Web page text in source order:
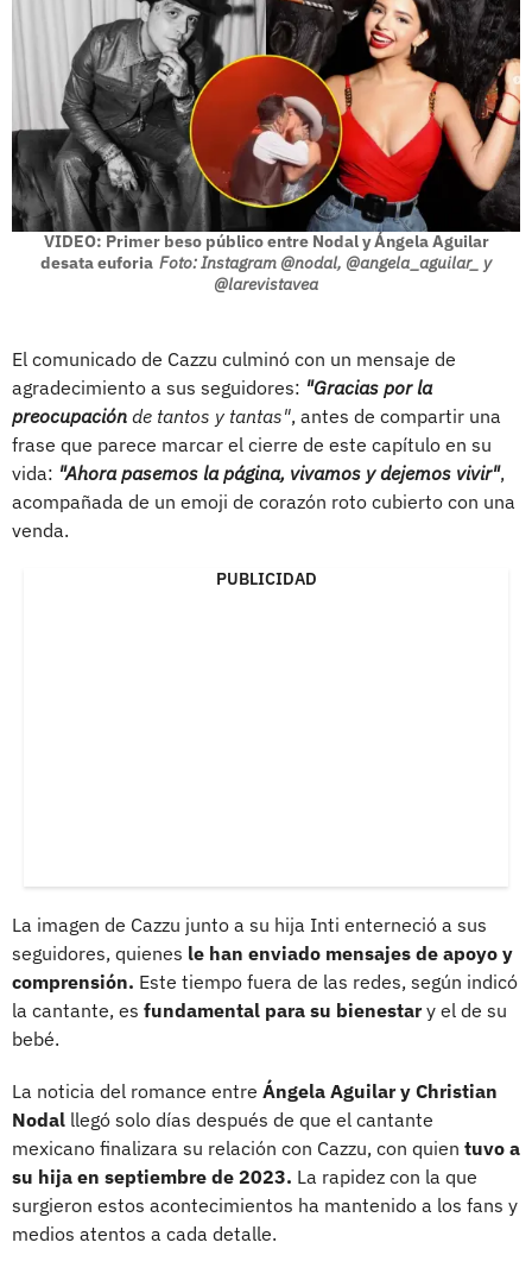
VIDEO: Primer beso público entre Nodal y Ángela Aguilar
desata euforia Foto: Instagram @nodal, @angela_aguilar_ y
@larevistavea
El comunicado de Cazzu culminó con un mensaje de
agradecimiento a sus seguidores: "Gracias por la
preocupación de tantos y tantas", antes de compartir una
frase que parece marcar el cierre de este capítulo en su
vida: "Ahora pasemos la página, vivamos y dejemos vivir",
acompañada de un emoji de corazón roto cubierto con una
venda.
PUBLICIDAD
La imagen de Cazzu junto a su hija Inti enterneció a sus
seguidores, quienes le han enviado mensajes de apoyo y
comprensión. Este tiempo fuera de las redes, según indicó
la cantante, es fundamental para su bienestary el de su
bebé.
La noticia del romance entre Ángela Aguilar y Christian
Nodal llegó solo días después de que el cantante
mexicano finalizara su relación con Cazzu, con quien tuvo a
su hija en septiembre de 2023. La rapidez con la que
surgieron estos acontecimientos ha mantenido a los fans y
medios atentos a cada detalle.